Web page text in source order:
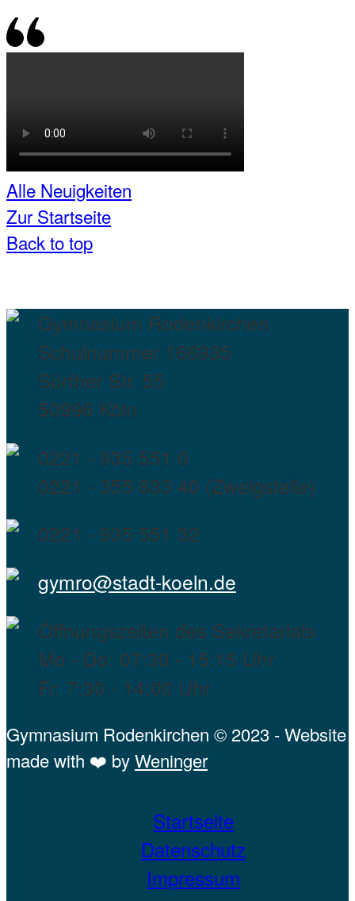
Alle Neuigkeiten
Zur Startseite
Back to top
Gymnasium Rodenkirchen
Schulnummer 166935
Sürther Str. 55
50996 Köln
0221 - 935 551 0
0221 - 355 833 40 (Zweigstelle)
0221 - 935 551 32
gymro@stadt-koeln.de
Öffnungszeiten des Sekretariats
Mo - Do: 07:30 - 15:15 Uhr
Fr: 7:30 - 14:00 Uhr
Gymnasium Rodenkirchen © 2023 - Website
made with ❤️ byWeninger
Startseite
Datenschutz
Impressum